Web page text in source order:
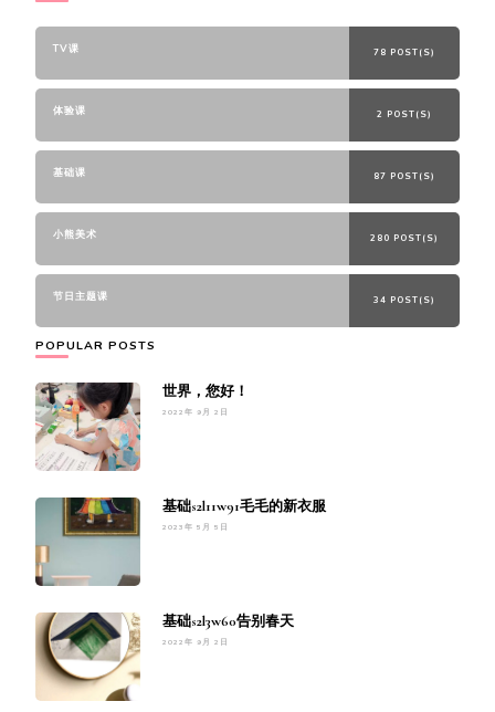
TV课 78 POST(S)
体验课 2 POST(S)
基础课 87 POST(S)
小熊美术 280 POST(S)
节日主题课 34 POST(S)
POPULAR POSTS
世界，您好！
2022年 9月 2日
基础s2l11w91毛毛的新衣服
2023年 5月 5日
基础s2l3w60告别春天
2022年 9月 2日